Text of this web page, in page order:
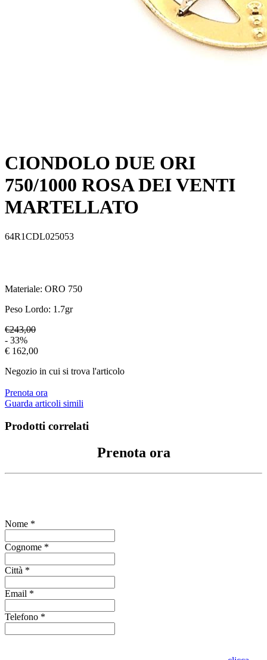
CIONDOLO DUE ORI
750/1000 ROSA DEI VENTI
MARTELLATO
64R1CDL025053
Materiale: ORO 750
Peso Lordo: 1.7gr
€243,00
- 33%
€ 162,00
Negozio in cui si trova l'articolo
Prenota ora
Guarda articoli simili
Prodotti correlati
Prenota ora
Nome *
Cognome *
Città *
Email *
Telefono *